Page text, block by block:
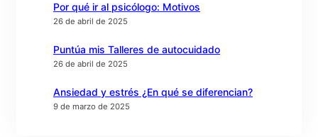
Por qué ir al psicólogo: Motivos
26 de abril de 2025
Puntúa mis Talleres de autocuidado
26 de abril de 2025
Ansiedad y estrés ¿En qué se diferencian?
9 de marzo de 2025